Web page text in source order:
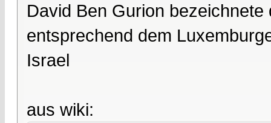
David Ben Gurion
entsprechend dem
Israel
aus wiki: